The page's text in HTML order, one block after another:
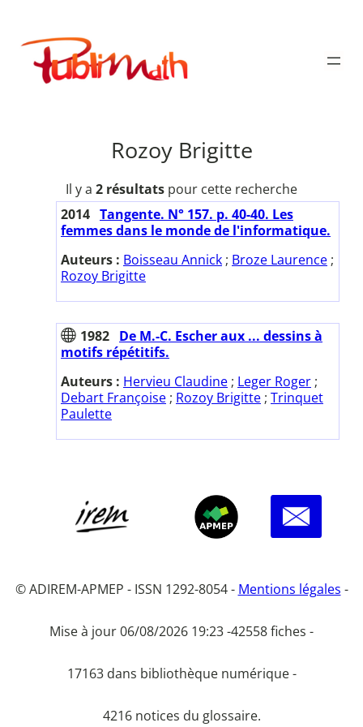
contenu
Publimath
Rozoy Brigitte
Il y a 2 résultats pour cette recherche
2014 Tangente. N° 157. p. 40-40. Les
femmes dans le monde de l'informatique.
Auteurs : Boisseau Annick ; Broze Laurence ;
Rozoy Brigitte
1982 De M.-C. Escher aux ... dessins à
motifs répétitifs.
Auteurs : Hervieu Claudine ; Leger Roger ;
Debart Françoise ; Rozoy Brigitte ; Trinquet
Paulette
© ADIREM-APMEP - ISSN 1292-8054 - Mentions légales -
Mise à jour 06/08/2026 19:23 -42558 fiches -
17163 dans bibliothèque numérique -
4216 notices du glossaire.